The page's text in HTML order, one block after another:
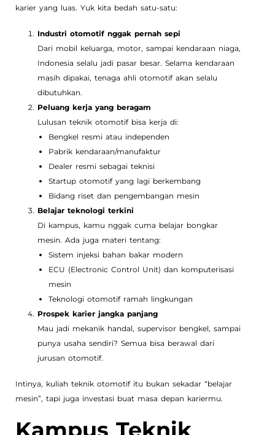
karier yang luas. Yuk kita bedah satu-satu:
Industri otomotif nggak pernah sepi
Dari mobil keluarga, motor, sampai kendaraan niaga,
Indonesia selalu jadi pasar besar. Selama kendaraan
masih dipakai, tenaga ahli otomotif akan selalu
dibutuhkan.
Peluang kerja yang beragam
Lulusan teknik otomotif bisa kerja di:
Bengkel resmi atau independen
Pabrik kendaraan/manufaktur
Dealer resmi sebagai teknisi
Startup otomotif yang lagi berkembang
Bidang riset dan pengembangan mesin
Belajar teknologi terkini
Di kampus, kamu nggak cuma belajar bongkar
mesin. Ada juga materi tentang:
Sistem injeksi bahan bakar modern
ECU (Electronic Control Unit) dan komputerisasi
mesin
Teknologi otomotif ramah lingkungan
Prospek karier jangka panjang
Mau jadi mekanik handal, supervisor bengkel, sampai
punya usaha sendiri? Semua bisa berawal dari
jurusan otomotif.
Intinya, kuliah teknik otomotif itu bukan sekadar “belajar
mesin”, tapi juga investasi buat masa depan kariermu.
Kampus Teknik